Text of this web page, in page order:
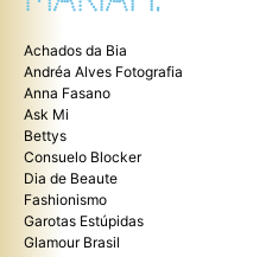
Achados da Bia
Andréa Alves Fotografia
Anna Fasano
Ask Mi
Bettys
Consuelo Blocker
Dia de Beaute
Fashionismo
Garotas Estúpidas
Glamour Brasil